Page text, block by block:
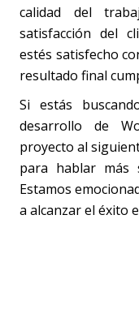
calidad del
satisfacción del
estés satisfecho
resultado final
Si estás
desarrollo de
proyecto al
para hablar más
Estamos
a alcanzar el éxito